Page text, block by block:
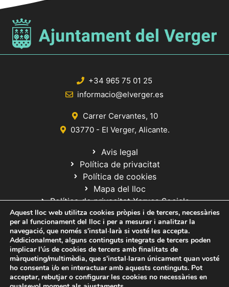
+34 965 75 01 25
informacio@elverger.es
Carrer Cervantes, 10
03770 - El Verger, Alicante.
Avis legal
Política de privacitat
Política de cookies
Mapa del lloc
Política de privacitat Xarxes Socials
© 2020 Web desarrollada por el Servicio de Informática de Diputación
de Alicante
Aquest lloc web utilitza cookies pròpies i de tercers, necessàries
per al funcionament del lloc i per a mesurar i analitzar la
navegació, que només s'instal·larà si vosté les accepta.
Addicionalment, alguns continguts integrats de tercers poden
implicar l'ús de cookies de tercers amb finalitats de
màrqueting/multimèdia, que s'instal·laran únicament quan vosté
ho consenta i/o en interactuar amb aquests continguts. Pot
acceptar, rebutjar o configurar les cookies no necessàries en